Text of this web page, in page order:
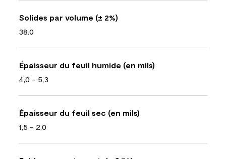
Solides par volume (± 2%)
38.0
Épaisseur du feuil humide (en mils)
4,0 - 5,3
Épaisseur du feuil sec (en mils)
1,5 - 2,0